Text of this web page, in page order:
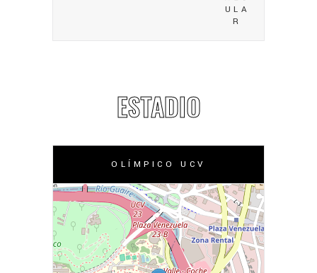
ULA
R
ESTADIO
OLÍMPICO UCV